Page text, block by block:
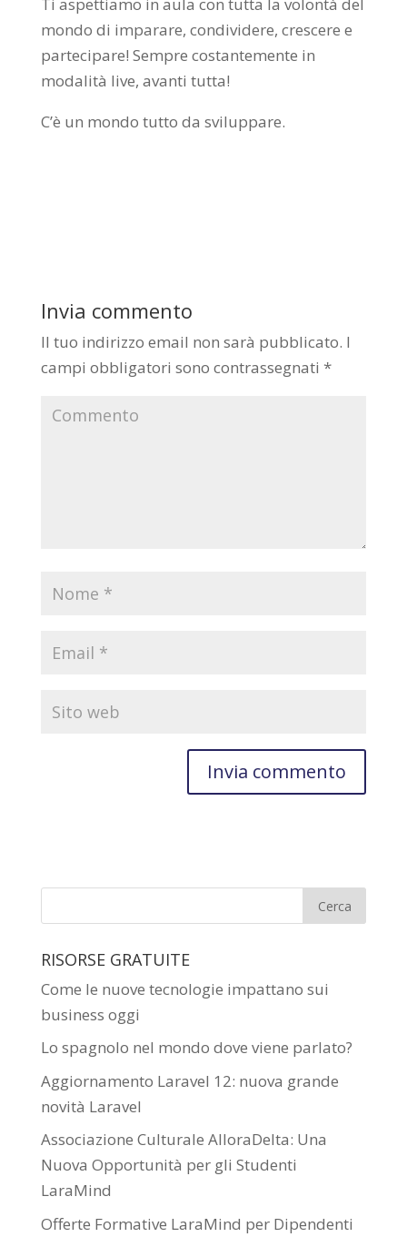
mondo di imparare, condividere, crescere e
partecipare! Sempre costantemente in
modalità live, avanti tutta!
C’è un mondo tutto da sviluppare.
Invia commento
Il tuo indirizzo email non sarà pubblicato. I
campi obbligatori sono contrassegnati *
RISORSE GRATUITE
Come le nuove tecnologie impattano sui
business oggi
Lo spagnolo nel mondo dove viene parlato?
Aggiornamento Laravel 12: nuova grande
novità Laravel
Associazione Culturale AlloraDelta: Una
Nuova Opportunità per gli Studenti
LaraMind
Offerte Formative LaraMind per Dipendenti